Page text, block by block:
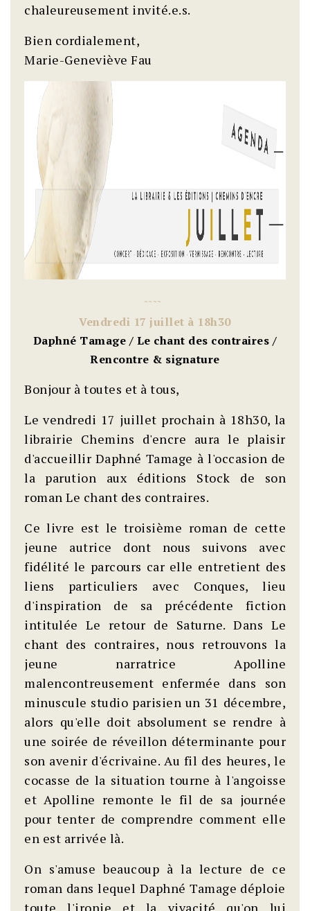
chaleureusement invité.e.s.
Bien cordialement,
Marie-Geneviève Fau
~~ ~~
Vendredi 17 juillet à 18h30
Daphné Tamage / Le chant des contraires /
Rencontre & signature
Bonjour à toutes et à tous,
Le vendredi 17 juillet prochain à 18h30, la
librairie Chemins d'encre aura le plaisir
d'accueillir Daphné Tamage à l'occasion de
la parution aux éditions Stock de son
roman Le chant des contraires.
Ce livre est le troisième roman de cette
jeune autrice dont nous suivons avec
fidélité le parcours car elle entretient des
liens particuliers avec Conques, lieu
d'inspiration de sa précédente fiction
intitulée Le retour de Saturne. Dans Le
chant des contraires, nous retrouvons la
jeune narratrice Apolline
malencontreusement enfermée dans son
minuscule studio parisien un 31 décembre,
alors qu'elle doit absolument se rendre à
une soirée de réveillon déterminante pour
son avenir d'écrivaine. Au fil des heures, le
cocasse de la situation tourne à l'angoisse
et Apolline remonte le fil de sa journée
pour tenter de comprendre comment elle
en est arrivée là.
On s'amuse beaucoup à la lecture de ce
roman dans lequel Daphné Tamage déploie